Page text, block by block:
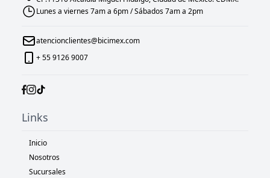
Lunes a viernes 7am a 6pm / Sábados 7am a 2pm
atencionclientes@bicimex.com
+ 55 9126 9007
Links
Inicio
Nosotros
Sucursales